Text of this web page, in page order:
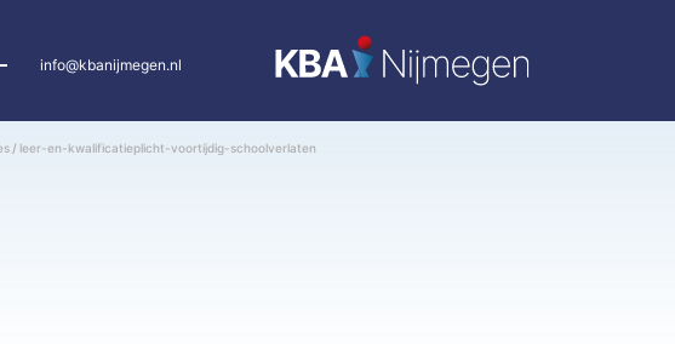
info@kbanijmegen.nl
/ leer-en-kwalificatieplicht-voortijdig-schoolverlaten